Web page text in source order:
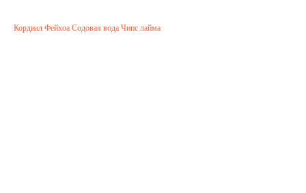
Кордиал Фейхоа Содовая вода Чипс лайма